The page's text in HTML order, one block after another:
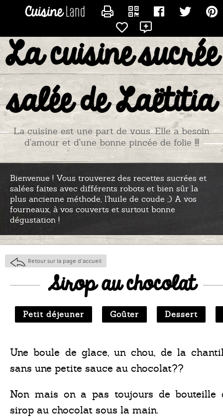
La cuisine sucrée
salée de Laëtitia
La cuisine est une part de vous. Elle a besoin
d'amour et d'une bonne pincée de folie !!!
Bienvenue ! Vous trouverez des recettes sucrées et
salées faites avec différents robots et bien sûr la
plus ancienne méthode, l'huile de coude ;) A vos
fourneaux, à vos couverts et surtout bonne
dégustation !
Retour sur la page d'accueil
Sirop au chocolat
Petit déjeuner Goûter Dessert
Une boule de glace, un chou, de la
sans une petite sauce au chocolat??
Non mais on a pas toujours de bouteille
sirop au chocolat sous la main.
CONTACTER TITIADU25